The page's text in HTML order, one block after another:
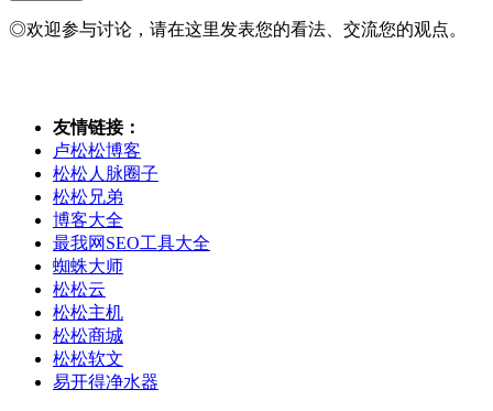
◎欢迎参与讨论，请在这里发表您的看法、交流您的观点。
友情链接：
卢松松博客
松松人脉圈子
松松兄弟
博客大全
最我网SEO工具大全
蜘蛛大师
松松云
松松主机
松松商城
松松软文
易开得净水器